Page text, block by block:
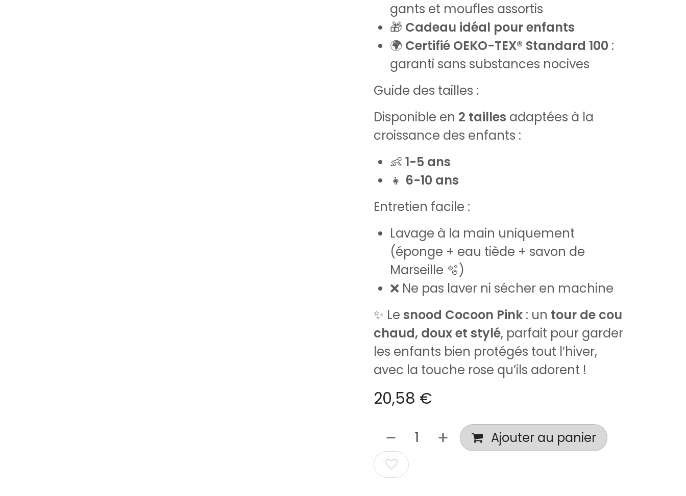
gants et moufles assortis
🎁 Cadeau idéal pour enfants
🌍 Certifié OEKO-TEX® Standard 100 :
garanti sans substances nocives
Guide des tailles :
Disponible en 2 tailles adaptées à la
croissance des enfants :
👶 1-5 ans
👧 6-10 ans
Entretien facile :
Lavage à la main uniquement
(éponge + eau tiède + savon de
Marseille 🫧)
❌ Ne pas laver ni sécher en machine
✨ Le snood Cocoon Pink : un tour de cou
chaud, doux et stylé, parfait pour garder
les enfants bien protégés tout l’hiver,
avec la touche rose qu’ils adorent !
20,58 €
Ajouter au panier